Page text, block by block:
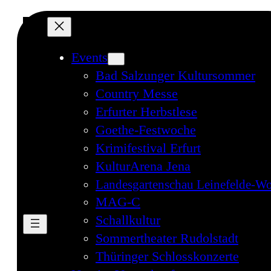
Events
Bad Salzunger Kultursommer
Country Messe
Erfurter Herbstlese
Goethe-Festwoche
Krimifestival Erfurt
KulturArena Jena
Landesgartenschau Leinefelde-
MAG-C
Schallkultur
Sommertheater Rudolstadt
Thüringer Schlosskonzerte